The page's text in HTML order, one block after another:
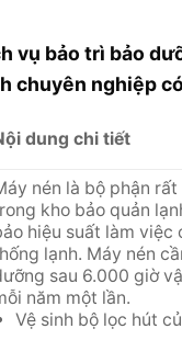
vụ bảo trì bảo
chuyên nghiệp
dung chi tiết
nén là bộ phận
kho bảo quản
hiệu suất làm việc
lạnh. Máy nén
sau 6.000 giờ
năm một lần.
Vệ sinh bộ lọc hút